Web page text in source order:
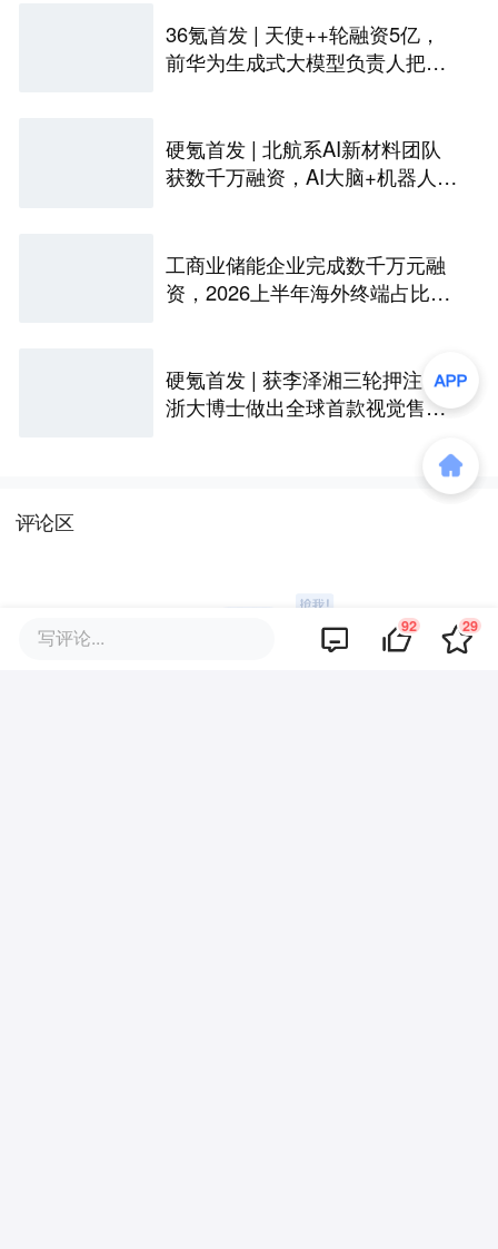
36氪首发 | 天使++轮融资5亿，
前华为生成式大模型负责人把家
硬氪首发 | 北航系AI新材料团队
获数千万融资，AI大脑+机器人自
工商业储能企业完成数千万元融
资，2026上半年海外终端占比超
硬氪首发 | 获李泽湘三轮押注，
浙大博士做出全球首款视觉售后
评论区
写评论... 92 29